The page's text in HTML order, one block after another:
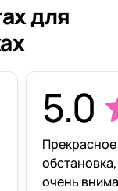
для
5.0
очень